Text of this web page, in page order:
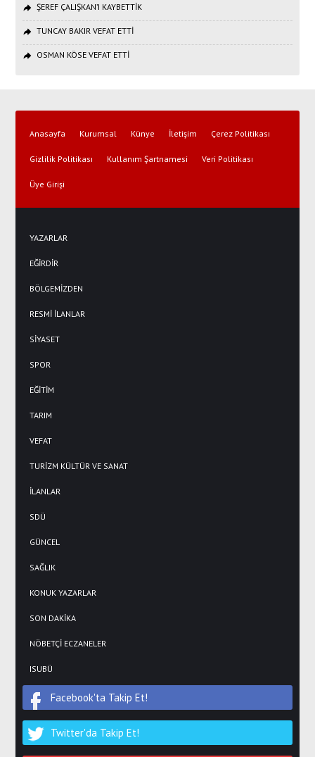
ŞEREF ÇALIŞKAN’I KAYBETTİK
TUNCAY BAKIR VEFAT ETTİ
OSMAN KÖSE VEFAT ETTİ
Anasayfa Kurumsal Künye İletişim Çerez Politikası
Gizlilik Politikası Kullanım Şartnamesi Veri Politikası
Üye Girişi
YAZARLAR
EĞİRDİR
BÖLGEMİZDEN
RESMİ İLANLAR
SİYASET
SPOR
EĞİTİM
TARIM
VEFAT
TURİZM KÜLTÜR VE SANAT
İLANLAR
SDÜ
GÜNCEL
SAĞLIK
KONUK YAZARLAR
SON DAKİKA
NÖBETÇİ ECZANELER
ISUBÜ
Facebook'ta Takip Et!
Twitter'da Takip Et!